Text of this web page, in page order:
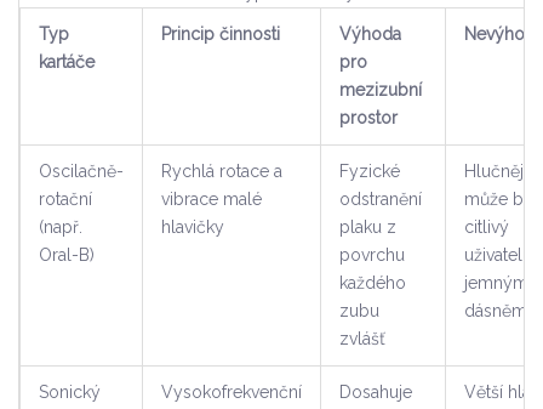
Typ
kartáče
Princip činnosti
Výhoda
pro
mezizubní
prostor
Nevýhoda
Oscilačně-
rotační
(např.
Oral-B)
Rychlá rotace a
vibrace malé
hlavičky
Fyzické
odstranění
plaku z
povrchu
každého
zubu
zvlášť
Hlučnější,
může být
citlivý
jemnými
dásněmi
Sonický
Vysokofrekvenční
Dosahuje
Větší